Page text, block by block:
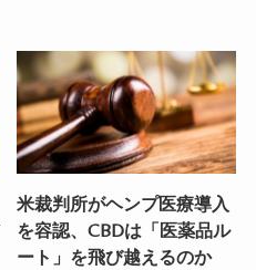
米裁判所がヘンプ医療導入
を容認、CBDは「医薬品ル
ート」を飛び越えるのか